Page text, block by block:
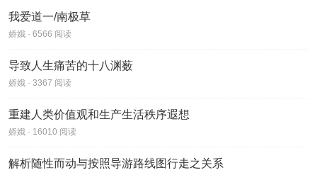
我爱道一/南极草
娇娥 · 6566 阅读
导致人生痛苦的十八渊薮
娇娥 · 3367 阅读
重建人类价值观和生产生活秩序遐想
娇娥 · 16010 阅读
解析随性而动与按照导游路线图行走之关系